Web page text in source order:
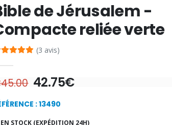
de Jérusalem -
reliée verte
(3 avis)
42.75€
: 13490
EN STOCK (EXPÉDITION 24H)